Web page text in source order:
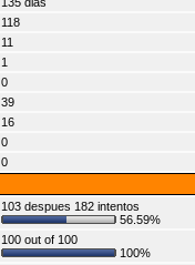
118
11
1
0
39
16
0
0
103 despues 182 intentos
56.59%
100 out of 100
100%